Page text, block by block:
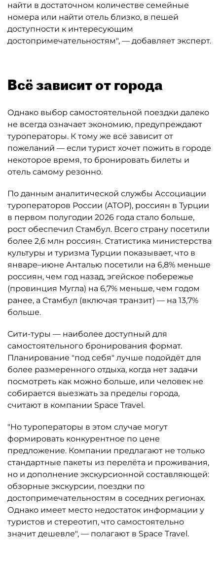
найти в достаточном количестве семейные
номера или найти отель близко, в пешей
доступности к интересующим
достопримечательностям", — добавляет эксперт.
Всё зависит от города
Однако выбор самостоятельной поездки далеко
не всегда означает экономию, предупреждают
туроператоры. К тому же всё зависит от
пожеланий — если турист хочет пожить в городе
некоторое время, то бронировать билеты и
отель самому резонно.
По данным аналитической службы Ассоциации
туроператоров России (АТОР), россиян в Турции
в первом полугодии 2026 года стало больше,
рост обеспечил Стамбул. Всего страну посетили
более 2,6 млн россиян. Статистика министерства
культуры и туризма Турции показывает, что в
январе–июне Анталью посетили на 6,8% меньше
россиян, чем год назад, эгейское побережье
(провинция Мугла) на 6,7% меньше, чем годом
ранее, а Стамбул (включая транзит) — на 13,7%
больше.
Сити-туры — наиболее доступный для
самостоятельного бронирования формат.
Планирование "под себя" лучше подойдёт для
более размеренного отдыха, когда нет задачи
посмотреть как можно больше, или человек не
собирается выезжать за пределы города,
считают в компании Space Travel.
"Но туроператоры в этом случае могут
формировать конкурентное по цене
предложение. Компании предлагают не только
стандартные пакеты из перелёта и проживания,
но и дополнение экскурсионной составляющей:
обзорные экскурсии, поездки по
достопримечательностям в соседних регионах.
Однако имеет место недостаток информации у
туристов и стереотип, что самостоятельно
значит дешевле", — полагают в Space Travel.